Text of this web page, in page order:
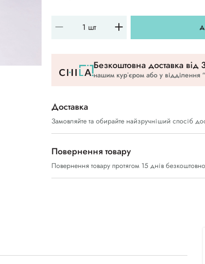
Безкоштовна доставка вiд
нашим курʼєром або у
Доставка
Замовляйте та обирайте найзручніший спосіб
Повернення товару
Повернення товару протягом 15 днів безкоштовно